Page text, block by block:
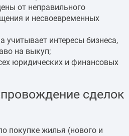
от неправильного
и несвоевременных
учитывает интересы бизнеса,
на выкуп;
юридических и финансовых
сделок
покупке жилья (нового и